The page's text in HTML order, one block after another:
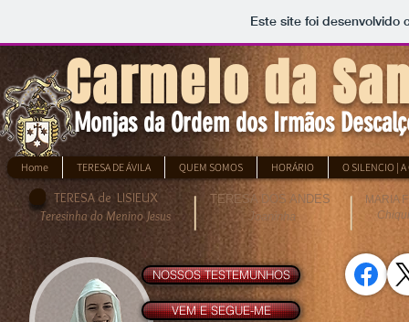
Este site foi
Carmelo da
Monjas da Ordem dos Irmãos
Home TERESA DE ÁVILA QUEM SOMOS HORÁRIO O SILENCIO | A
NOSSOS TESTEMUNHOS
VEM E SEGUE-ME
TERESA de LISIEUX
Teresinha do Menino Jesus
TERESA DOS ANDES
Joaninha
MARIA